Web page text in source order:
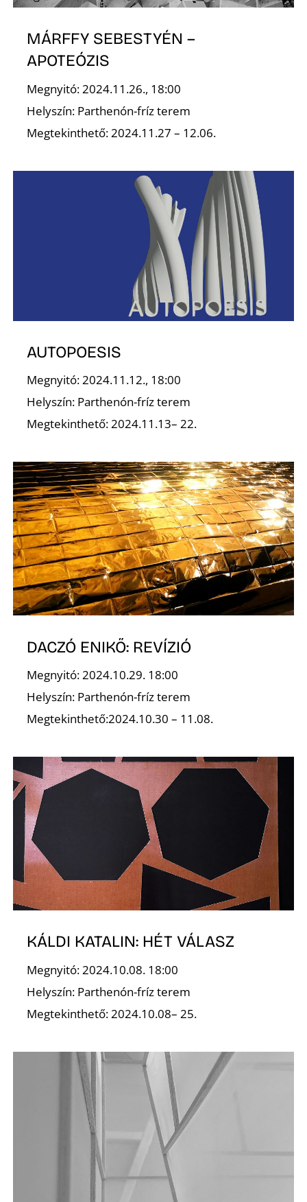
MÁRFFY SEBESTYÉN –
APOTEÓZIS
Megnyitó: 2024.11.26., 18:00
Helyszín: Parthenón-fríz terem
Megtekinthető: 2024.11.27 – 12.06.
AUTOPOESIS
Megnyitó: 2024.11.12., 18:00
Helyszín: Parthenón-fríz terem
Megtekinthető: 2024.11.13– 22.
DACZÓ ENIKŐ: REVÍZIÓ
Megnyitó: 2024.10.29. 18:00
Helyszín: Parthenón-fríz terem
Megtekinthető:2024.10.30 – 11.08.
KÁLDI KATALIN: HÉT VÁLASZ
Megnyitó: 2024.10.08. 18:00
Helyszín: Parthenón-fríz terem
Megtekinthető: 2024.10.08– 25.